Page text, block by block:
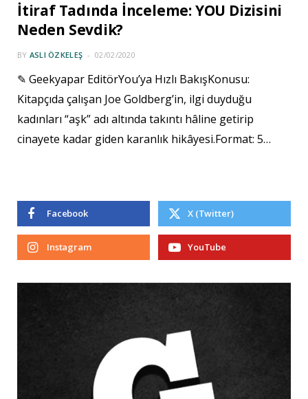
İtiraf Tadında İnceleme: YOU Dizisini
Neden Sevdik?
BY ASLI ÖZKELEŞ 02/02/2020
✎ Geekyapar EditörYou’ya Hızlı BakışKonusu:
Kitapçıda çalışan Joe Goldberg’in, ilgi duyduğu
kadınları “aşk” adı altında takıntı hâline getirip
cinayete kadar giden karanlık hikâyesi.Format: 5…
Facebook X (Twitter)
Instagram YouTube